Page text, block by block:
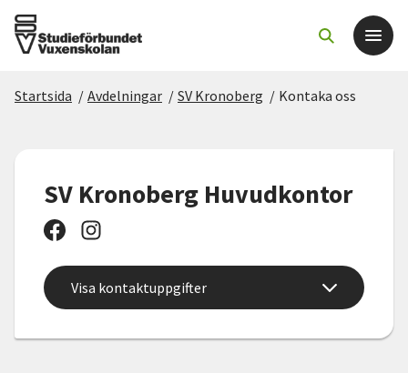
Sök kurser och evenemang
Om SV
Startsida / Avdelningar / SV Kronoberg / Kontaka oss
SV Kronoberg Huvudkontor
Visa kontaktuppgifter